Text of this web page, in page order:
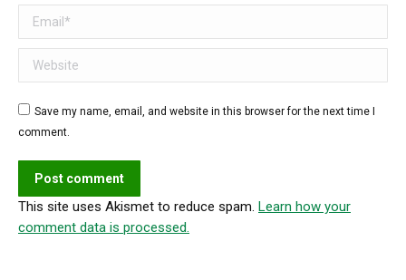
Email *
Website
Save my name, email, and website in this browser for the next time I
comment.
Post comment
This site uses Akismet to reduce spam. Learn how your
comment data is processed.